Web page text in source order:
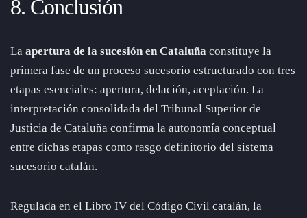
8. Conclusión
La apertura de la sucesión en Cataluña constituye la
primera fase de un proceso sucesorio estructurado con tres
etapas esenciales: apertura, delación, aceptación. La
interpretación consolidada del Tribunal Superior de
Justicia de Cataluña confirma la autonomía conceptual
entre dichas etapas como rasgo definitorio del sistema
sucesorio catalán.
Regulada en el Libro IV del Código Civil catalán, la